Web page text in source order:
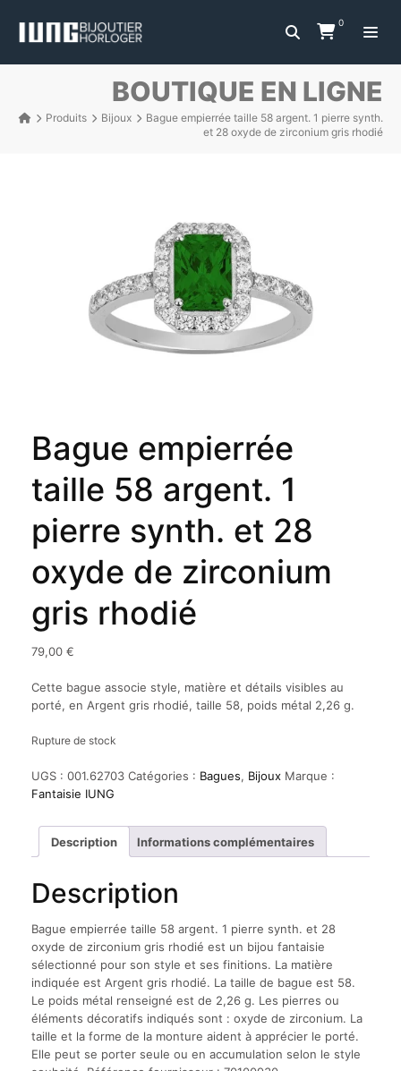
0
BOUTIQUE EN LIGNE
Produits Bijoux
Bague empierrée taille 58 argent. 1 pierre synth.
et 28 oxyde de zirconium gris rhodié
Bague empierrée
taille 58 argent. 1
pierre synth. et 28
oxyde de zirconium
gris rhodié
79,00 €
Cette bague associe style, matière et détails visibles au
porté, en Argent gris rhodié, taille 58, poids métal 2,26 g.
Rupture de stock
UGS : 001.62703 Catégories : Bagues, Bijoux Marque :
Fantaisie IUNG
Description Informations complémentaires
Description
Bague empierrée taille 58 argent. 1 pierre synth. et 28
oxyde de zirconium gris rhodié est un bijou fantaisie
sélectionné pour son style et ses finitions. La matière
indiquée est Argent gris rhodié. La taille de bague est 58.
Le poids métal renseigné est de 2,26 g. Les pierres ou
éléments décoratifs indiqués sont : oxyde de zirconium. La
taille et la forme de la monture aident à apprécier le porté.
Elle peut se porter seule ou en accumulation selon le style